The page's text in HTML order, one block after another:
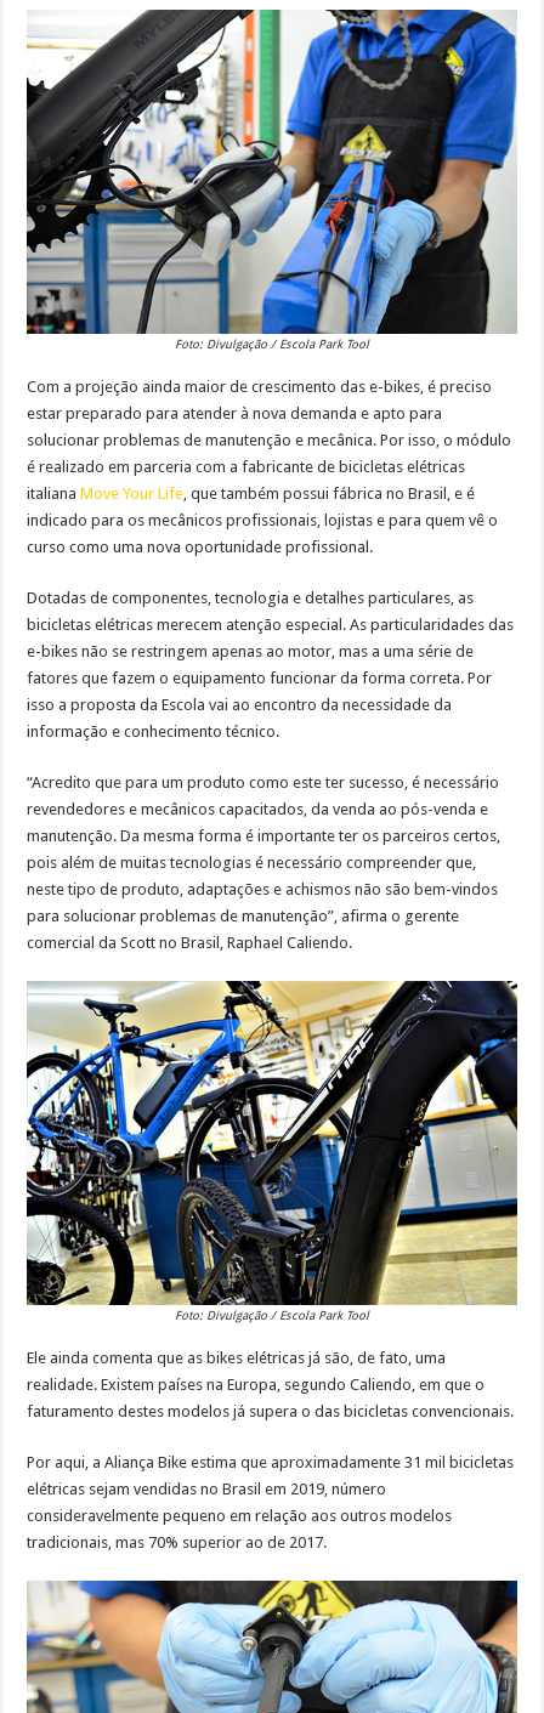
Foto: Divulgação / Escola Park Tool
Com a projeção ainda maior de crescimento das e-bikes, é preciso
estar preparado para atender à nova demanda e apto para
solucionar problemas de manutenção e mecânica. Por isso, o módulo
é realizado em parceria com a fabricante de bicicletas elétricas
italianaMove Your Life, que também possui fábrica no Brasil, e é
indicado para os mecânicos profissionais, lojistas e para quem vê o
curso como uma nova oportunidade profissional.
Dotadas de componentes, tecnologia e detalhes particulares, as
bicicletas elétricas merecem atenção especial. As particularidades das
e-bikes não se restringem apenas ao motor, mas a uma série de
fatores que fazem o equipamento funcionar da forma correta. Por
isso a proposta da Escola vai ao encontro da necessidade da
informação e conhecimento técnico.
“Acredito que para um produto como este ter sucesso, é necessário
revendedores e mecânicos capacitados, da venda ao pós-venda e
manutenção. Da mesma forma é importante ter os parceiros certos,
pois além de muitas tecnologias é necessário compreender que,
neste tipo de produto, adaptações e achismos não são bem-vindos
para solucionar problemas de manutenção”, afirma o gerente
comercial da Scott no Brasil, Raphael Caliendo.
Foto: Divulgação / Escola Park Tool
Ele ainda comenta que as bikes elétricas já são, de fato, uma
realidade. Existem países na Europa, segundo Caliendo, em que o
faturamento destes modelos já supera o das bicicletas convencionais.
Por aqui, a Aliança Bike estima que aproximadamente 31 mil bicicletas
elétricas sejam vendidas no Brasil em 2019, número
consideravelmente pequeno em relação aos outros modelos
tradicionais, mas 70% superior ao de 2017.